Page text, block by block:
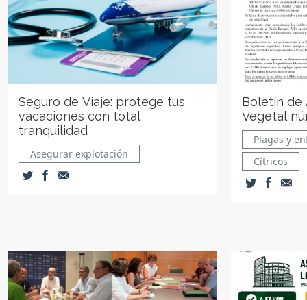
Seguro de Viaje: protege tus
vacaciones con total
tranquilidad
Asegurar explotación
Boletín de
Vegetal
Plagas y
Cítricos